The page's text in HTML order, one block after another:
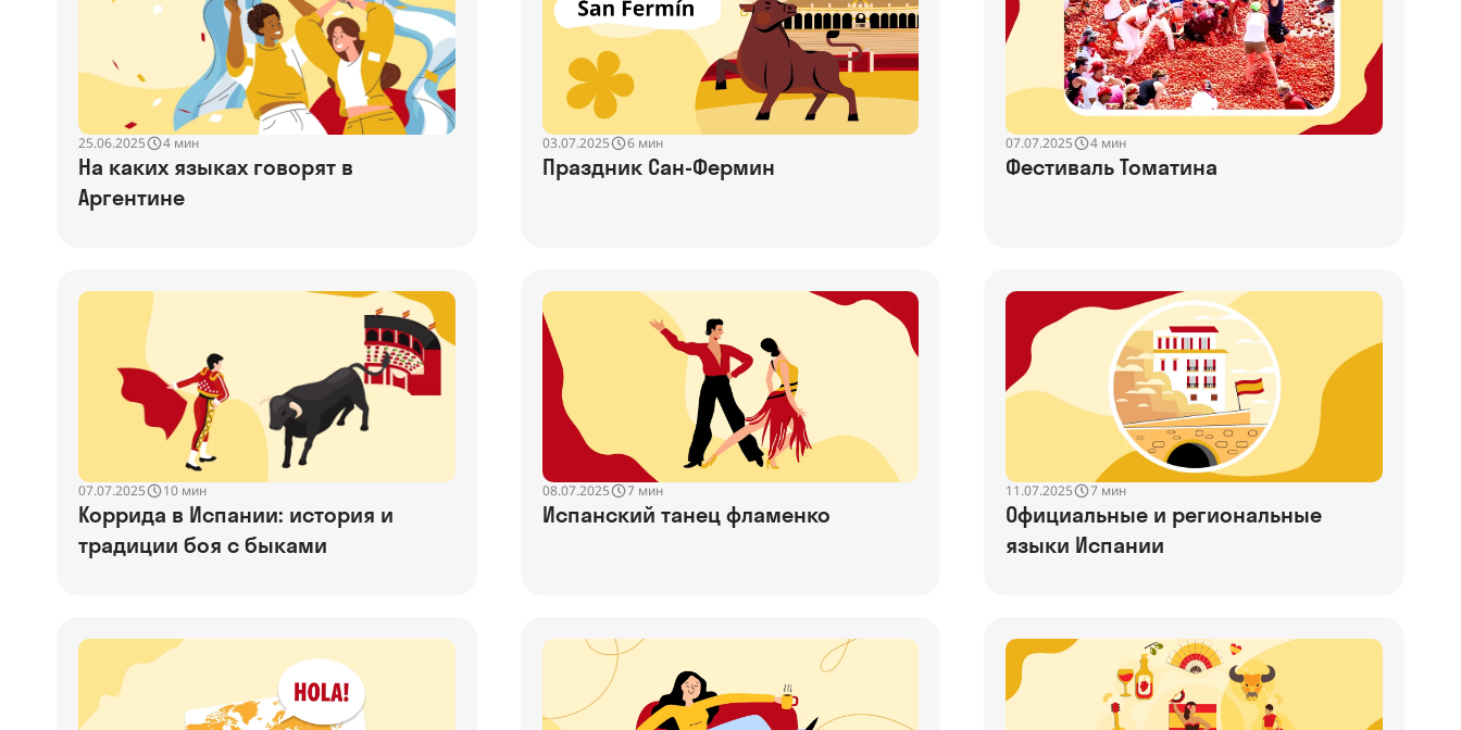
25.06.2025 4 мин
На каких языках говорят в
Аргентине
03.07.2025 6 мин
Праздник Сан-Фермин
07.07.2025 4 мин
Фестиваль Томатина
07.07.2025 10 мин
Коррида в Испании: история и
традиции боя с быками
08.07.2025 7 мин
Испанский танец фламенко
11.07.2025 7 мин
Официальные и региональные
языки Испании